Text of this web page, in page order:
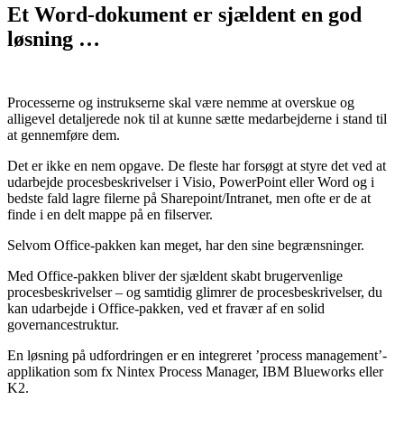
Et Word-dokument er sjældent en god
løsning …
Processerne og instrukserne skal være nemme at overskue og
alligevel detaljerede nok til at kunne sætte medarbejderne i stand til
at gennemføre dem.
Det er ikke en nem opgave. De fleste har forsøgt at styre det ved at
udarbejde procesbeskrivelser i Visio, PowerPoint eller Word og i
bedste fald lagre filerne på Sharepoint/Intranet, men ofte er de at
finde i en delt mappe på en filserver.
Selvom Office-pakken kan meget, har den sine begrænsninger.
Med Office-pakken bliver der sjældent skabt brugervenlige
procesbeskrivelser – og samtidig glimrer de procesbeskrivelser, du
kan udarbejde i Office-pakken, ved et fravær af en solid
governance­struktur.
En løsning på udfordringen er en integreret ’process management’-
applikation som fx Nintex Process Manager, IBM Blueworks eller
K2.